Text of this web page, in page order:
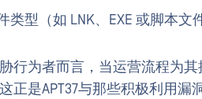
类型（如 LNK、EXE 或脚本
行为者而言，当运营流程为
正是APT37与那些积极利用漏